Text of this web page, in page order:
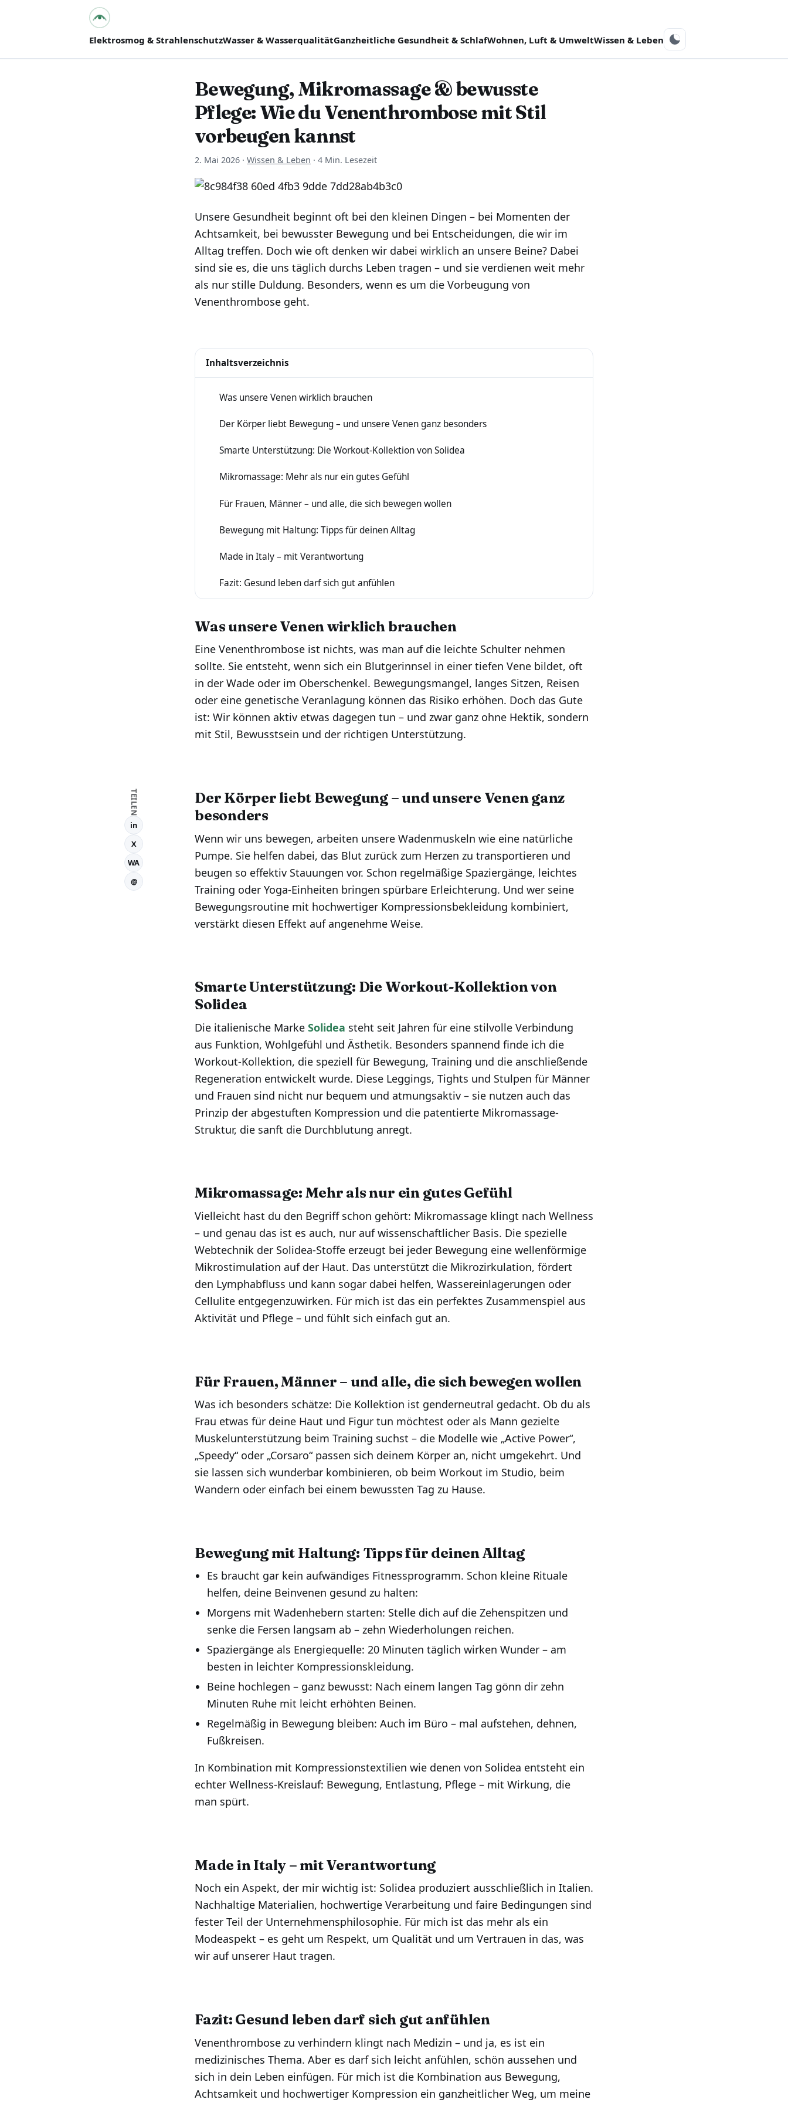
Elektrosmog & StrahlenschutzWasser & WasserqualitätGanzheitliche Gesundheit & SchlafWohnen, Luft & UmweltWissen & Leben
Bewegung, Mikromassage & bewusste
Pflege: Wie du Venenthrombose mit Stil
vorbeugen kannst
2. Mai 2026 · Wissen & Leben · 4 Min. Lesezeit
TEILEN
in
X
WA
@
Unsere Gesundheit beginnt oft bei den kleinen Dingen – bei Momenten der
Achtsamkeit, bei bewusster Bewegung und bei Entscheidungen, die wir im
Alltag treffen. Doch wie oft denken wir dabei wirklich an unsere Beine? Dabei
sind sie es, die uns täglich durchs Leben tragen – und sie verdienen weit mehr
als nur stille Duldung. Besonders, wenn es um die Vorbeugung von
Venenthrombose geht.
Inhaltsverzeichnis
Was unsere Venen wirklich brauchen
Der Körper liebt Bewegung – und unsere Venen ganz besonders
Smarte Unterstützung: Die Workout-Kollektion von Solidea
Mikromassage: Mehr als nur ein gutes Gefühl
Für Frauen, Männer – und alle, die sich bewegen wollen
Bewegung mit Haltung: Tipps für deinen Alltag
Made in Italy – mit Verantwortung
Fazit: Gesund leben darf sich gut anfühlen
Was unsere Venen wirklich brauchen
Eine Venenthrombose ist nichts, was man auf die leichte Schulter nehmen
sollte. Sie entsteht, wenn sich ein Blutgerinnsel in einer tiefen Vene bildet, oft
in der Wade oder im Oberschenkel. Bewegungsmangel, langes Sitzen, Reisen
oder eine genetische Veranlagung können das Risiko erhöhen. Doch das Gute
ist: Wir können aktiv etwas dagegen tun – und zwar ganz ohne Hektik, sondern
mit Stil, Bewusstsein und der richtigen Unterstützung.
Der Körper liebt Bewegung – und unsere Venen ganz
besonders
Wenn wir uns bewegen, arbeiten unsere Wadenmuskeln wie eine natürliche
Pumpe. Sie helfen dabei, das Blut zurück zum Herzen zu transportieren und
beugen so effektiv Stauungen vor. Schon regelmäßige Spaziergänge, leichtes
Training oder Yoga-Einheiten bringen spürbare Erleichterung. Und wer seine
Bewegungsroutine mit hochwertiger Kompressionsbekleidung kombiniert,
verstärkt diesen Effekt auf angenehme Weise.
Smarte Unterstützung: Die Workout-Kollektion von
Solidea
Die italienische Marke Solidea steht seit Jahren für eine stilvolle Verbindung
aus Funktion, Wohlgefühl und Ästhetik. Besonders spannend finde ich die
Workout-Kollektion, die speziell für Bewegung, Training und die anschließende
Regeneration entwickelt wurde. Diese Leggings, Tights und Stulpen für Männer
und Frauen sind nicht nur bequem und atmungsaktiv – sie nutzen auch das
Prinzip der abgestuften Kompression und die patentierte Mikromassage-
Struktur, die sanft die Durchblutung anregt.
Mikromassage: Mehr als nur ein gutes Gefühl
Vielleicht hast du den Begriff schon gehört: Mikromassage klingt nach Wellness
– und genau das ist es auch, nur auf wissenschaftlicher Basis. Die spezielle
Webtechnik der Solidea-Stoffe erzeugt bei jeder Bewegung eine wellenförmige
Mikrostimulation auf der Haut. Das unterstützt die Mikrozirkulation, fördert
den Lymphabfluss und kann sogar dabei helfen, Wassereinlagerungen oder
Cellulite entgegenzuwirken. Für mich ist das ein perfektes Zusammenspiel aus
Aktivität und Pflege – und fühlt sich einfach gut an.
Für Frauen, Männer – und alle, die sich bewegen wollen
Was ich besonders schätze: Die Kollektion ist genderneutral gedacht. Ob du als
Frau etwas für deine Haut und Figur tun möchtest oder als Mann gezielte
Muskelunterstützung beim Training suchst – die Modelle wie „Active Power“,
„Speedy“ oder „Corsaro“ passen sich deinem Körper an, nicht umgekehrt. Und
sie lassen sich wunderbar kombinieren, ob beim Workout im Studio, beim
Wandern oder einfach bei einem bewussten Tag zu Hause.
Bewegung mit Haltung: Tipps für deinen Alltag
Es braucht gar kein aufwändiges Fitnessprogramm. Schon kleine Rituale
helfen, deine Beinvenen gesund zu halten:
Morgens mit Wadenhebern starten: Stelle dich auf die Zehenspitzen und
senke die Fersen langsam ab – zehn Wiederholungen reichen.
Spaziergänge als Energiequelle: 20 Minuten täglich wirken Wunder – am
besten in leichter Kompressionskleidung.
Beine hochlegen – ganz bewusst: Nach einem langen Tag gönn dir zehn
Minuten Ruhe mit leicht erhöhten Beinen.
Regelmäßig in Bewegung bleiben: Auch im Büro – mal aufstehen, dehnen,
Fußkreisen.
In Kombination mit Kompressionstextilien wie denen von Solidea entsteht ein
echter Wellness-Kreislauf: Bewegung, Entlastung, Pflege – mit Wirkung, die
man spürt.
Made in Italy – mit Verantwortung
Noch ein Aspekt, der mir wichtig ist: Solidea produziert ausschließlich in Italien.
Nachhaltige Materialien, hochwertige Verarbeitung und faire Bedingungen sind
fester Teil der Unternehmensphilosophie. Für mich ist das mehr als ein
Modeaspekt – es geht um Respekt, um Qualität und um Vertrauen in das, was
wir auf unserer Haut tragen.
Fazit: Gesund leben darf sich gut anfühlen
Venenthrombose zu verhindern klingt nach Medizin – und ja, es ist ein
medizinisches Thema. Aber es darf sich leicht anfühlen, schön aussehen und
sich in dein Leben einfügen. Für mich ist die Kombination aus Bewegung,
Achtsamkeit und hochwertiger Kompression ein ganzheitlicher Weg, um meine